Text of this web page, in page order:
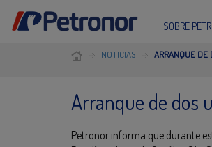
SOBRE
NOTICIAS ARRANQUE DE
Arranque de dos
Petronor informa que durante